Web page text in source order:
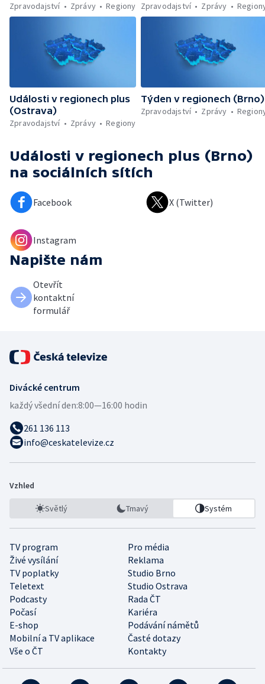
Zpravodajství
Zprávy Regiony Zpravodajství
Zprávy
Události v regionech plus
(Ostrava)
Zpravodajství
Zprávy Regiony
Týden v regionech (Brno)
Zpravodajství
Zprávy
Události v regionech plus (Brno)
na sociálních sítích
Facebook X (Twitter)
Instagram
Napište nám
Otevřít
kontaktní
formulář
Divácké centrum
každý všední den:8:00—16:00 hodin
261 136 113
info@ceskatelevize.cz
Vzhled
Světlý Tmavý Systém
TV program
Pro média
Živé vysílání
Reklama
TV poplatky
Studio Brno
Teletext
Studio Ostrava
Podcasty
Rada ČT
Počasí
Kariéra
E-shop
Podávání námětů
Mobilní a TV aplikace
Časté dotazy
Vše o ČT
Kontakty